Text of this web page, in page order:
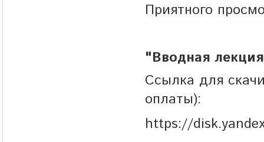
Приятного
"Вводная
Ссылка для
оплаты):
https://